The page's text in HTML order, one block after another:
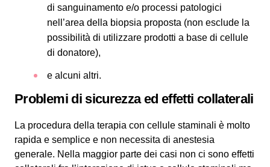
di sanguinamento e/o processi patologici
nell’area della biopsia proposta (non esclude la
possibilità di utilizzare prodotti a base di cellule
di donatore),
e alcuni altri.
Problemi di sicurezza ed effetti collaterali
La procedura della terapia con cellule staminali è molto
rapida e semplice e non necessita di anestesia
generale. Nella maggior parte dei casi non ci sono effetti